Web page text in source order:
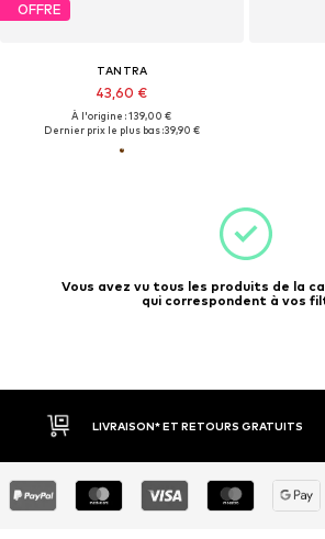
OFFRE
TANTRA
43,60 €
À l'origine : 139,00 €
Dernier prix le plus bas :39,90 €
Vous avez vu tous les produits de la
qui correspondent à vos
LIVRAISON* ET RETOURS GRATUITS